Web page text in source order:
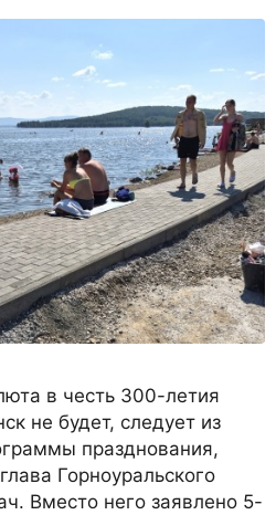
в честь 300-летия
не будет, следует из
празднования,
Горноуральского
Вместо него заявлено 5-